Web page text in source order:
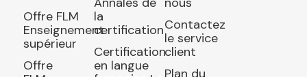
Offre FLM
Enseignement
supérieur
Offre
la
certification
Certification
en langue
Contactez
le service
client